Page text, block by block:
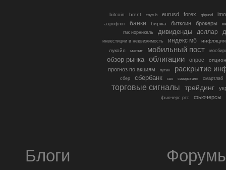
bitcoin brent cnyrub eurusd forex gbpusd
аэрофлот банки биржа биткоин брокеры
гмк норникель
дивиденды доллар
инвестиции в недвижимость индекс мб
инфляция
лукойл
магнит мобильный пост
обзор рынка облигации опрос
прогноз по акциям путин раскрытие
сбер сбербанк сво северсталь смартлаб
торговые сигналы трейдинг
фьючерс ртс фьючерсы
Блоги